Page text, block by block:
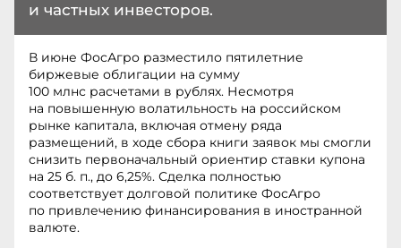
и частных инвесторов.
В июне ФосАгро разместило пятилетние
биржевые облигации на сумму
100 млнс расчетами в рублях. Несмотря
на повышенную волатильность на российском
рынке капитала, включая отмену ряда
размещений, в ходе сбора книги заявок мы смогли
снизить первоначальный ориентир ставки купона
на 25 б. п., до 6,25%. Сделка полностью
соответствует долговой политике ФосАгро
по привлечению финансирования в иностранной
валюте.